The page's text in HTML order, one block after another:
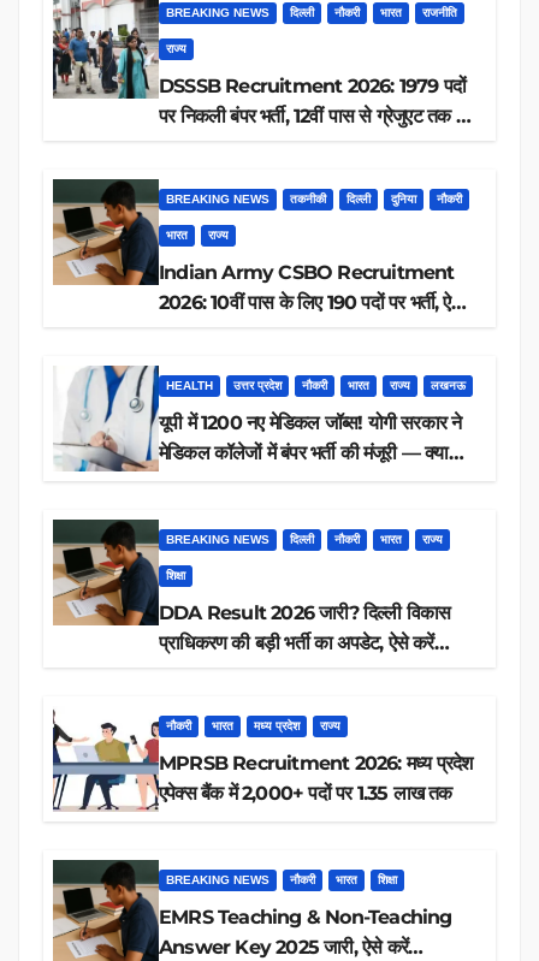
BREAKING NEWS दिल्ली नौकरी भारत राजनीति
राज्य
DSSSB Recruitment 2026: 1979 पदों
पर निकली बंपर भर्ती, 12वीं पास से ग्रेजुएट तक करें
BREAKING NEWS तकनीकी दिल्ली दुनिया नौकरी
भारत राज्य
Indian Army CSBO Recruitment
2026: 10वीं पास के लिए 190 पदों पर भर्ती, ऐसे
HEALTH उत्तर प्रदेश नौकरी भारत राज्य लखनऊ
यूपी में 1200 नए मेडिकल जॉब्स! योगी सरकार ने
मेडिकल कॉलेजों में बंपर भर्ती की मंजूरी — क्या
BREAKING NEWS दिल्ली नौकरी भारत राज्य
शिक्षा
DDA Result 2026 जारी? दिल्ली विकास
प्राधिकरण की बड़ी भर्ती का अपडेट, ऐसे करें
नौकरी भारत मध्य प्रदेश राज्य
MPRSB Recruitment 2026: मध्य प्रदेश
एपेक्स बैंक में 2,000+ पदों पर 1.35 लाख तक
BREAKING NEWS नौकरी भारत शिक्षा
EMRS Teaching & Non-Teaching
Answer Key 2025 जारी, ऐसे करें